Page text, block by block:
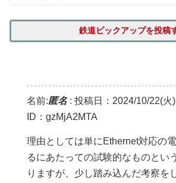
鉄道ピックアップを投稿
名前:匿名: 投稿日：2024/10/22(火
ID：gzMjA2MTA
理由としては単にEthernet対応の
るにあたっての試験的なものとい
りますが、少し踏み込んだ考察を